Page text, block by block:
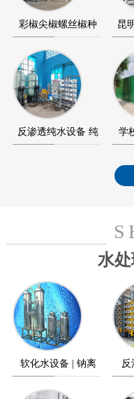
彩椒尖椒螺丝椒种
植用超滤设备+反…
昆
软
反渗透纯水设备 纯 学
水
软化水设备 | 钠离
子交换器
反